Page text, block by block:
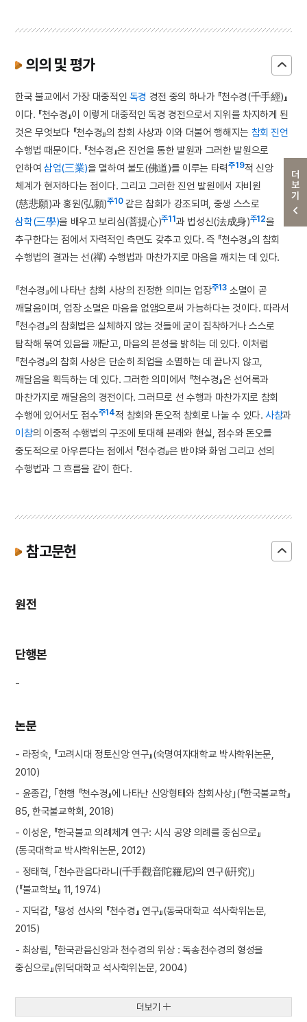
더보기
의의 및 평가
한국 불교에서 가장 대중적인 독경 경전 중의 하나가 『천수경(千手經)』
이다. 『천수경』이 이렇게 대중적인 독경 경전으로서 지위를 차지하게 된
것은 무엇보다 『천수경』의 참회 사상과 이와 더불어 행해지는 참회 진언
수행법 때문이다. 『천수경』은 진언을 통한 발원과 그러한 발원으로
인하여삼업(三業)을 멸하여 불도(佛道)를 이루는 타력주19적 신앙
체계가 현저하다는 점이다. 그리고 그러한 진언 발원에서 자비원
(慈悲願)과 홍원(弘願)주10같은 참회가 강조되며, 중생 스스로
삼학(三學)을 배우고 보리심(菩提心)주11과 법성신(法成身)주12을
추구한다는 점에서 자력적인 측면도 갖추고 있다. 즉 『천수경』의 참회
수행법의 결과는 선(禪) 수행법과 마찬가지로 마음을 깨치는 데 있다.
『천수경』에 나타난 참회 사상의 진정한 의미는 업장주13 소멸이 곧
깨달음이며, 업장 소멸은 마음을 없앰으로써 가능하다는 것이다. 따라서
『천수경』의 참회법은 실체하지 않는 것들에 굳이 집착하거나 스스로
탐착해 묶여 있음을 깨닫고, 마음의 본성을 밝히는 데 있다. 이처럼
『천수경』의 참회 사상은 단순히 죄업을 소멸하는 데 끝나지 않고,
깨달음을 획득하는 데 있다. 그러한 의미에서 『천수경』은 선어록과
마찬가지로 깨달음의 경전이다. 그러므로 선 수행과 마찬가지로 참회
수행에 있어서도 점수주14적 참회와 돈오적 참회로 나눌 수 있다.사참과
이참의 이중적 수행법의 구조에 토대해 본래와 현실, 점수와 돈오를
중도적으로 아우른다는 점에서 『천수경』은 반야와 화엄 그리고 선의
수행법과 그 흐름을 같이 한다.
참고문헌
원전
단행본
-
논문
- 라정숙, 『고려시대 정토신앙 연구』(숙명여자대학교 박사학위논문,
2010)
- 윤종갑, ｢현행 『천수경』에 나타난 신앙형태와 참회사상｣(『한국불교학』
85, 한국불교학회, 2018)
- 이성운, 『한국불교 의례체계 연구: 시식 공양 의례를 중심으로』
(동국대학교 박사학위논문, 2012)
- 정태혁, ｢천수관음다라니(千手觀音陀羅尼)의 연구(硏究)｣
(『불교학보』 11, 1974)
- 지덕갑, 『용성 선사의 『천수경』 연구』(동국대학교 석사학위논문,
2015)
- 최상림, 『한국관음신앙과 천수경의 위상 : 독송천수경의 형성을
중심으로』(위덕대학교 석사학위논문, 2004)
더보기